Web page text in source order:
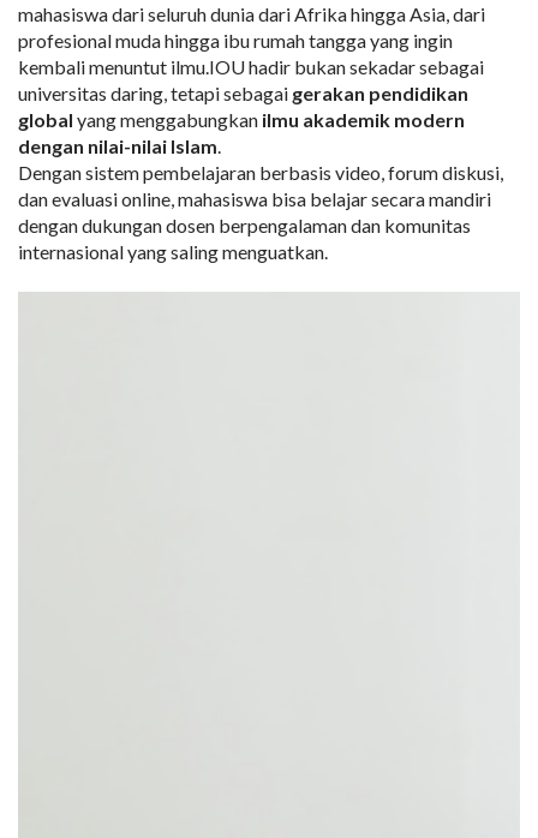
mahasiswa dari seluruh dunia dari Afrika hingga Asia, dari
profesional muda hingga ibu rumah tangga yang ingin
kembali menuntut ilmu.IOU hadir bukan sekadar sebagai
universitas daring, tetapi sebagai gerakan pendidikan
global yang menggabungkan ilmu akademik modern
dengan nilai-nilai Islam
Dengan sistem pembelajaran berbasis video, forum diskusi,
dan evaluasi online, mahasiswa bisa belajar secara mandiri
dengan dukungan dosen berpengalaman dan komunitas
internasional yang saling menguatkan.